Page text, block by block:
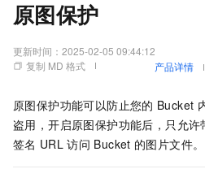
原图保护
更新时间： 2025-02-05 09:44:12
复制 MD 格式
产品详情
原图保护功能可以防止您的 Bucket
盗用，开启原图保护功能后，只允
签名 URL 访问 Bucket 的图片文件。